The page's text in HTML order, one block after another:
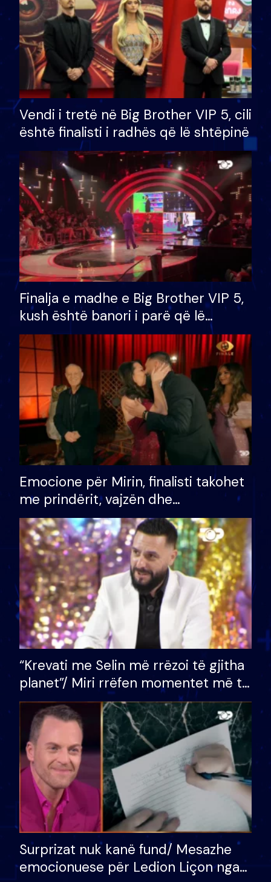
Vendi i tretë në Big Brother VIP 5, cili
është finalisti i radhës që lë shtëpinë
Finalja e madhe e Big Brother VIP 5,
kush është banori i parë që lë
shtëpinë dhe humb mundësinë për
të fituar çmimin e madh
Emocione për Mirin, finalisti takohet
me prindërit, vajzën dhe
bashkëshorten: S’kemi ndonjë letër
divorci apo jo?
“Krevati me Selin më rrëzoi të gjitha
planet”/ Miri rrëfen momentet më të
bukura në shtëpinë e BB VIP: Do më
mungojë zilja e mëngjesit kur…
Surprizat nuk kanë fund/ Mesazhe
emocionuese për Ledion Liçon nga